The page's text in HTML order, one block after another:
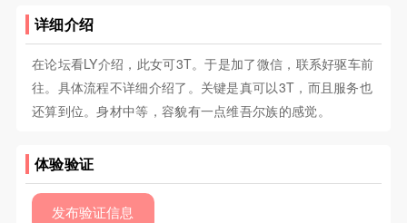
详细介绍
在论坛看LY介绍，此女可3T。于是加了微信，联系好驱车前
往。具体流程不详细介绍了。关键是真可以3T，而且服务也
还算到位。身材中等，容貌有一点维吾尔族的感觉。
体验验证
发布验证信息